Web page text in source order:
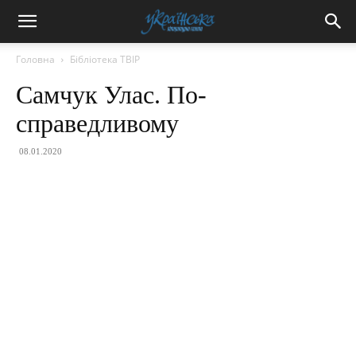
Головна Бібліотека ТВІР
Самчук Улас. По-
справедливому
08.01.2020